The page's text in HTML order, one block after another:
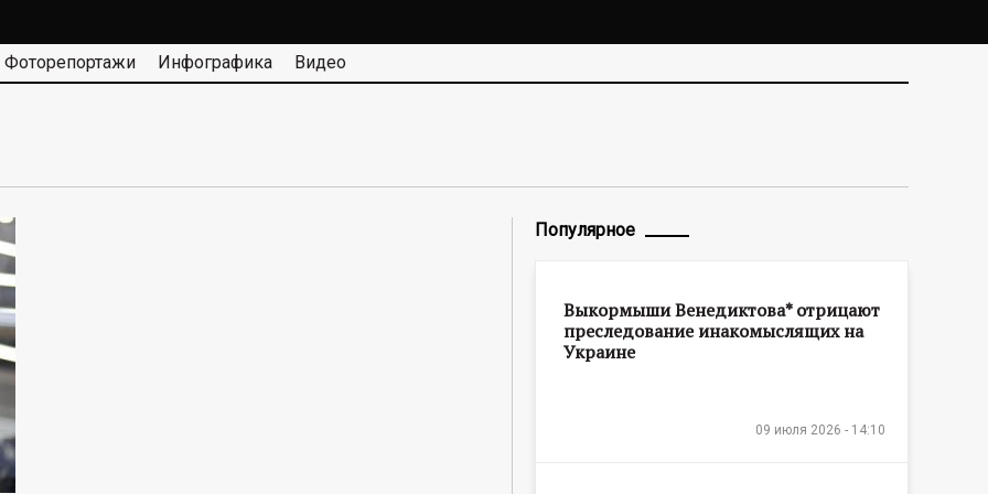
Фоторепортажи Инфографика Видео
Популярное
Выкормыши Венедиктова* отрицают
преследование инакомыслящих на
Украине
09 июля 2026 - 14:10